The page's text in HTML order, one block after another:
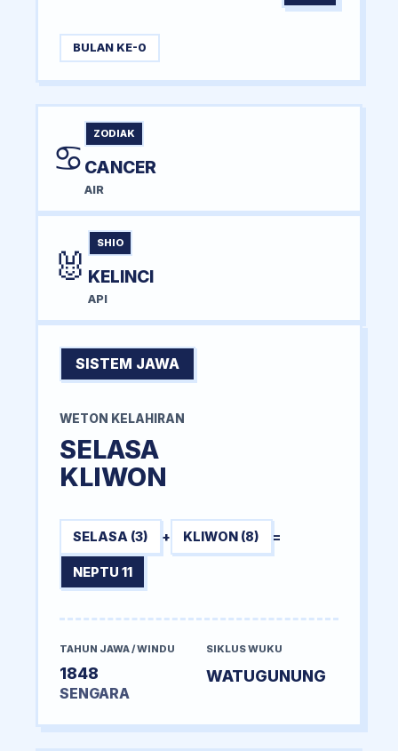
BULAN KE-0
♋
ZODIAK
CANCER
AIR
🐰
SHIO
KELINCI
API
SISTEM JAWA
WETON KELAHIRAN
SELASA
KLIWON
SELASA (3) + KLIWON (8) =
NEPTU 11
TAHUN JAWA / WINDU
1848
SENGARA
SIKLUS WUKU
WATUGUNUNG